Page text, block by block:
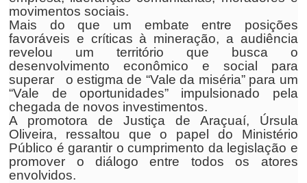
movimentos sociais.
Mais do que um embate entre posições
favoráveis e críticas à mineração, a audiência
revelou um território que busca o
desenvolvimento econômico e social para
superar o estigma de “Vale da miséria” para um
“Vale de oportunidades” impulsionado pela
chegada de novos investimentos.
A promotora de Justiça de Araçuaí, Úrsula
Oliveira, ressaltou que o papel do Ministério
Público é garantir o cumprimento da legislação e
promover o diálogo entre todos os atores
envolvidos.